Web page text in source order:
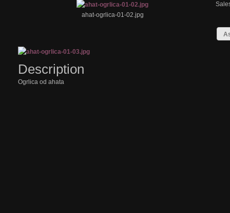
ahat-ogrlica-01-02.jpg
Description
Ogrlica od ahata